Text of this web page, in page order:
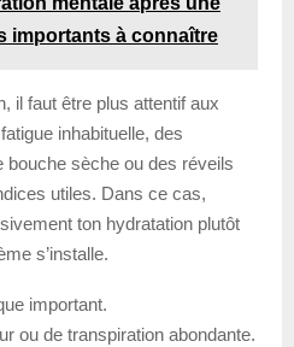
importants à connaître
il faut être plus attentif aux
inhabituelle, des
sèche ou des réveils
utiles. Dans ce cas,
ton hydratation plutôt
s’installe.
important.
ou de transpiration abondante.